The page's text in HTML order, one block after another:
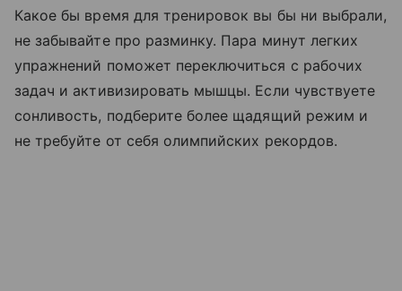
Какое бы время для тренировок вы бы ни выбрали,
не забывайте про разминку. Пара минут легких
упражнений поможет переключиться с рабочих
задач и активизировать мышцы. Если чувствуете
сонливость, подберите более щадящий режим и
не требуйте от себя олимпийских рекордов.